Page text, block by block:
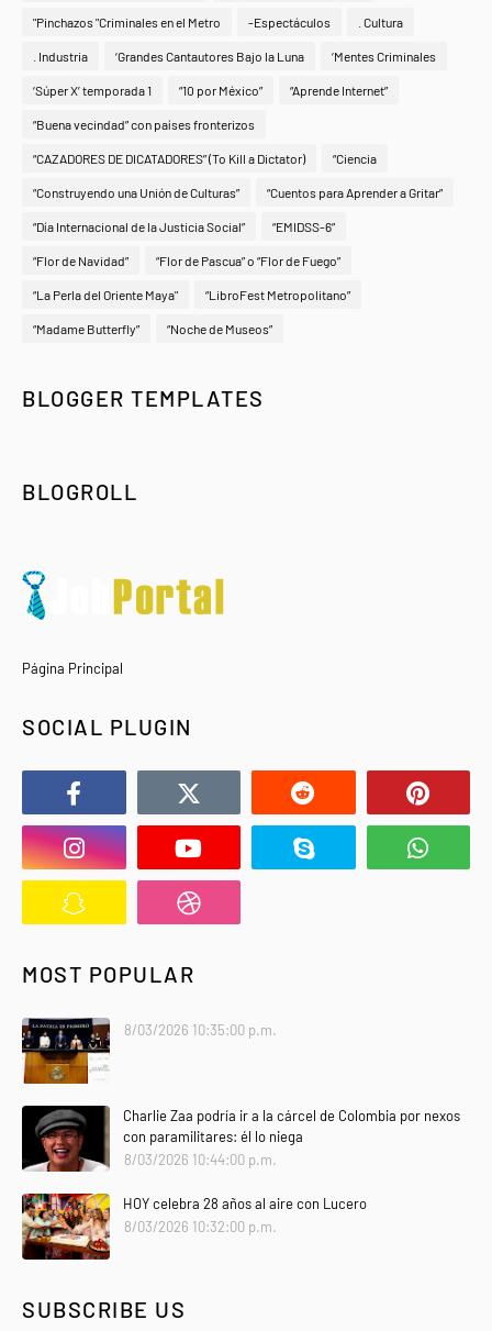
"Pinchazos "Criminales en el Metro -Espectáculos . Cultura
. Industria ‘Grandes Cantautores Bajo la Luna ‘Mentes Criminales
‘Súper X’ temporada 1 “10 por México” “Aprende Internet”
“Buena vecindad” con países fronterizos
“CAZADORES DE DICATADORES” (To Kill a Dictator) “Ciencia
“Construyendo una Unión de Culturas” “Cuentos para Aprender a Gritar”
“Día Internacional de la Justicia Social” “EMIDSS-6”
“Flor de Navidad” “Flor de Pascua” o “Flor de Fuego”
“La Perla del Oriente Maya" “LibroFest Metropolitano”
“Madame Butterfly” “Noche de Museos”
BLOGGER TEMPLATES
BLOGROLL
Página Principal
SOCIAL PLUGIN
MOST POPULAR
8/03/2026 10:35:00 p.m.
Charlie Zaa podría ir a la cárcel de Colombia por nexos
con paramilitares: él lo niega
8/03/2026 10:44:00 p.m.
HOY celebra 28 años al aire con Lucero
8/03/2026 10:32:00 p.m.
SUBSCRIBE US